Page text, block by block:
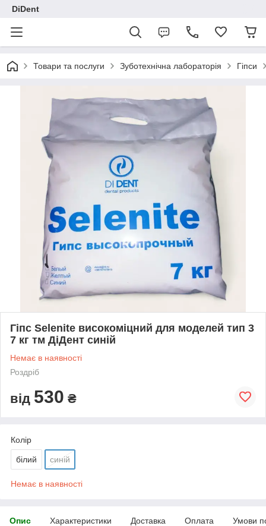
DiDent
Товари та послуги Зуботехнічна лабораторія Гіпси
Гіпс Selenite високоміцний для моделей тип 3
7 кг тм ДіДент синій
Немає в наявності
Роздріб
від 530 ₴
Колір
білий синій
Немає в наявності
Опис Характеристики Доставка Оплата Умови